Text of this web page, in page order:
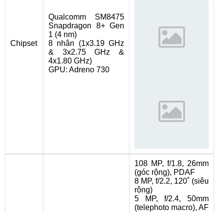
Chipset
Qualcomm SM8475
Snapdragon 8+ Gen
1 (4 nm)
8 nhân (1x3.19 GHz
& 3x2.75 GHz &
4x1.80 GHz)
GPU: Adreno 730
108 MP, f/1.8, 26mm
(góc rộng), PDAF
8 MP, f/2.2, 120˚ (siêu
rộng)
5 MP, f/2.4, 50mm
(telephoto macro), AF